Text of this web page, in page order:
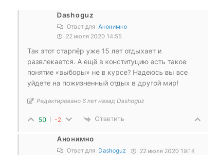
Dashoguz
Ответ для Анонимно
22 июля 2020 14:55
Так этот старпёр уже 15 лет отдыхает и
развлекается. А ещё в конституцию есть такое
понятие «выборы» не в курсе? Надеюсь вы все
уйдете на пожизненный отдых в другой мир!
Редактировано 6 лет назад Dashoguz
50 -2 Ответить
Анонимно
Ответ для Dashoguz 22 июля 2020 19:14